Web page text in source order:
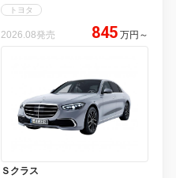
トヨタ
2026.08発売 845 万円 ～
Ｓクラス